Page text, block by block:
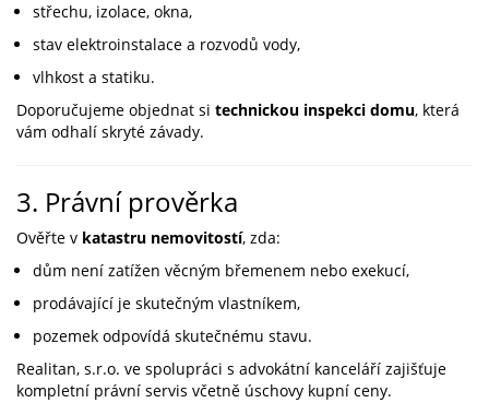
střechu, izolace, okna,
stav elektroinstalace a rozvodů vody,
vlhkost a statiku.
Doporučujeme objednat si technickou inspekci domu, která
vám odhalí skryté závady.
3. Právní prověrka
Ověřte v katastru nemovitostí, zda:
dům není zatížen věcným břemenem nebo exekucí,
prodávající je skutečným vlastníkem,
pozemek odpovídá skutečnému stavu.
Realitan, s.r.o. ve spolupráci s advokátní kanceláří zajišťuje
kompletní právní servis včetně úschovy kupní ceny.